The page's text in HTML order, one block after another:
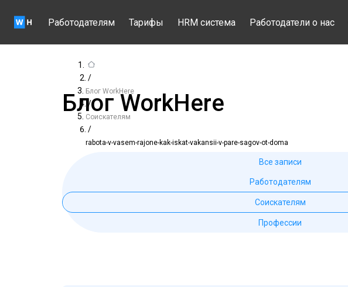
Работодателям Тарифы HRM система Работодатели о нас
/
Блог WorkHere
/
Соискателям
/
rabota-v-vasem-rajone-kak-iskat-vakansii-v-pare-sagov-ot-doma
Блог WorkHere
Все записи
Работодателям
Соискателям
Профессии